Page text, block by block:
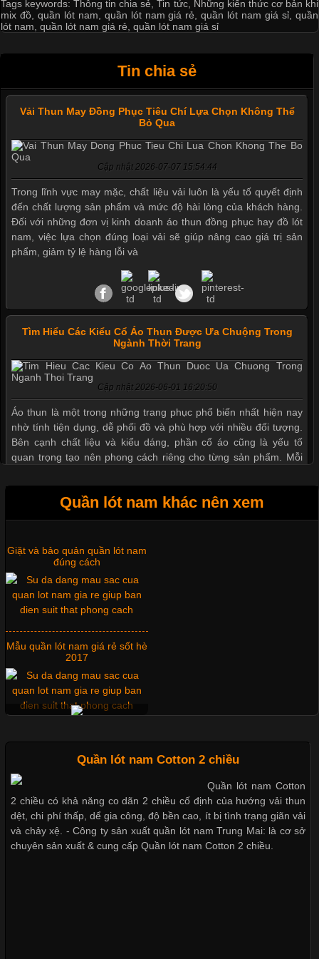
Tags keywords:Thông tin chia sẻ,Tin tức, Những kiến thức cơ bản khi
mix đồ, quần lót nam, quần lót nam giá rẻ,quần lót nam giá sỉ,quần
lót nam, quần lót nam giá rẻ, quần lót nam giá sỉ
Tin chia sẻ
Vải Thun May Đồng Phục Tiêu Chí Lựa Chọn Không Thể
Bỏ Qua
Cập nhật 2026-07-07 15:54:44
Trong lĩnh vực may mặc, chất liệu vải luôn là yếu tố quyết định
đến chất lượng sản phẩm và mức độ hài lòng của khách hàng.
Đối với những đơn vị kinh doanh áo thun đồng phục hay đồ lót
nam, việc lựa chọn đúng loại vải sẽ giúp nâng cao giá trị sản
phẩm, giảm tỷ lệ hàng lỗi và
Tìm Hiểu Các Kiểu Cổ Áo Thun Được Ưa Chuộng Trong
Ngành Thời Trang
Cập nhật 2026-06-01 16:20:50
Áo thun là một trong những trang phục phổ biến nhất hiện nay
nhờ tính tiện dụng, dễ phối đồ và phù hợp với nhiều đối tượng.
Bên cạnh chất liệu và kiểu dáng, phần cổ áo cũng là yếu tố
quan trọng tạo nên phong cách riêng cho từng sản phẩm. Mỗi
Những Mẫu Áo Thun Đồng Phục Công Ty Được Ưa
Cập nhật 2026-06-01 14:23:34
Trong môi trường kinh doanh hiện đại, việc xây dựng hình ảnh
chuyên nghiệp đóng vai trò quan trọng đối với sự phát triển của
doanh nghiệp. Một trong những giải pháp hiệu quả được nhiều
đơn vị lựa chọn hiện nay là sử dụng áo thun đồng phục công ty.
Không chỉ giúp tạo sự đồng bộ, áo thun
Chất Liệu Lycra Có Gì Đặc Biệt Trong Ngành Thời Trang?
Cập nhật 2026-05-27 17:03:46
Vải Lycra Là Gì? Chất Liệu Co Giãn Được Ưa Chuộng Trong
Ngành May Mặc Trong ngành thời trang hiện đại, các loại vải có
Quần lót nam khác nên xem
Mẫu quần short quần lót nam
nữ hè thu 2017
Thị hiều quần lót nam bơi lội
nam và nữ 2017
Xu hướng thời trang trẻ và
quần lót nam giá sỉ
Giặt và bảo quản quần lót nam
đúng cách
Mẫu quần lót nam giá rẻ sốt hè
2017
Những mẩu quần lót nam
thông dụng hiện nay
Bộ sưu tập quần lót nam Boxer
Quần lót nam Cotton 2 chiều
Quần lót nam Cotton
2 chiều có khả năng co dãn 2 chiều cố định của hướng vải thun
dệt, chi phí thấp, dể gia công, độ bền cao, ít bị tình trạng giãn vải
và chảy xệ. - Công ty sản xuất quần lót nam Trung Mai: là cơ sở
chuyên sản xuất & cung cấp Quần lót nam Cotton 2 chiều.